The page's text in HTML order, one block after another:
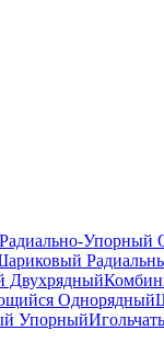
Упорный
Двухрядный
Однорядный
Упорный